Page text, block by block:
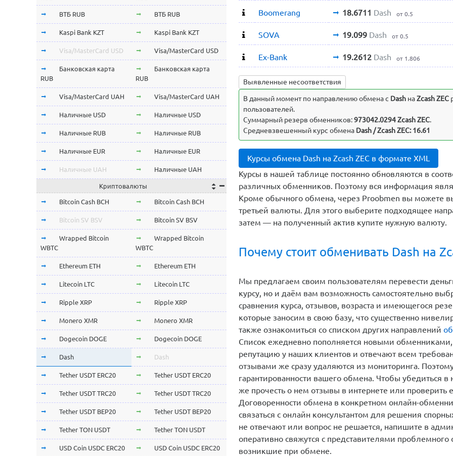
Boomerang 18.6711 Dash от 0.5
SOVA 19.099 Dash от 0.5
Ex-Bank 19.2612 Dash от 1.806
Выявленные несоответствия
В данный момент по направлению обмена c Dash наZcash ZEC
пользователей.
Суммарный резерв обменников:973042.0294 Zcash ZEC.
Средневзвешенный курс обмена Dash / Zcash ZEC: 16.61
Курсы обмена Dash на Zcash ZEC в формате XML
Курсы в нашей таблице постоянно обновляются в
различных обменников. Поэтому вся информация
Кроме обычного обмена, через Proobmen вы
третьей валюты. Для этого выберите подходящее
затем — на полученный актив купите нужную валюту.
Почему стоит обменивать Dash на
Мы предлагаем своим пользователям перевести
курсу, но и даём вам возможность самостоятельно
сравнения курса, отзывов, возраста и имеющегося
которые заносим в свою базу, что существенно
также ознакомиться со списком других направлений
Список ежедневно пополняется новыми
репутацию у наших клиентов и отвечают всем
отзывами же сразу удаляются из мониторинга.
гарантированности вашего обмена. Чтобы убедиться
же прочесть о нем отзывы в интернете или проверить
Договоренности обмена в конкретном онлайн-
связаться с онлайн консультантом для решения
не отвечают или вопрос не решается, напишите в
оперативно свяжутся с представителями
возникшие при обмене.
ВТБ RUB ВТБ RUB
Kaspi Bank KZT Kaspi Bank KZT
Visa/MasterCard USD Visa/MasterCard USD
Банковская карта
RUB
Банковская карта
RUB
Visa/MasterCard UAH Visa/MasterCard UAH
Наличные USD Наличные USD
Наличные RUB Наличные RUB
Наличные EUR Наличные EUR
Наличные UAH Наличные UAH
Криптовалюты
Bitcoin Cash BCH Bitcoin Cash BCH
Bitcoin SV BSV Bitcoin SV BSV
Wrapped Bitcoin
WBTC
Wrapped Bitcoin
WBTC
Ethereum ETH Ethereum ETH
Litecoin LTC Litecoin LTC
Ripple XRP Ripple XRP
Monero XMR Monero XMR
Dogecoin DOGE Dogecoin DOGE
Dash Dash
Tether USDT ERC20 Tether USDT ERC20
Tether USDT TRC20 Tether USDT TRC20
Tether USDT BEP20 Tether USDT BEP20
Tether TON USDT Tether TON USDT
USD Coin USDC ERC20 USD Coin USDC ERC20